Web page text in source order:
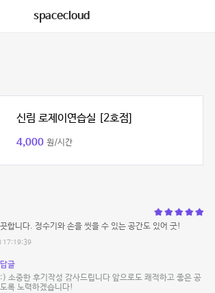
spacecloud
신림 로제이연습실 [2호점]
4,000 원/시간
합니다. 정수기와 손을 씻을 수 있는 공간도 있어 굿!
글
소중한 후기작성 감사드립니다 앞으로도 쾌적하고 좋은 공
록 노력하겠습니다!